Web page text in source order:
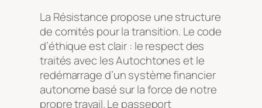
La Résistance propose une structure
de comités pour la transition. Le code
d’éthique est clair : le respect des
traités avec les Autochtones et le
redémarrage d’un système financier
autonome basé sur la force de notre
propre travail. Le passeport